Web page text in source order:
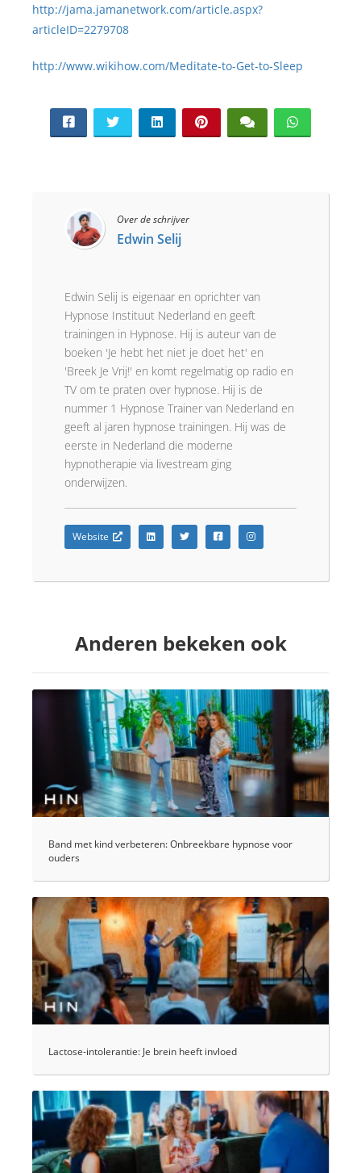
http://jama.jamanetwork.com/article.aspx?
articleID=2279708
http://www.wikihow.com/Meditate-to-Get-to-Sleep
Over de schrijver
Edwin Selij
Edwin Selij is eigenaar en oprichter van
Hypnose Instituut Nederland en geeft
trainingen in Hypnose. Hij is auteur van de
boeken 'Je hebt het niet je doet het' en
'Breek Je Vrij!' en komt regelmatig op radio en
TV om te praten over hypnose. Hij is de
nummer 1 Hypnose Trainer van Nederland en
geeft al jaren hypnose trainingen. Hij was de
eerste in Nederland die moderne
hypnotherapie via livestream ging
onderwijzen.
Website
Anderen bekeken ook
Band met kind verbeteren: Onbreekbare hypnose voor
ouders
Lactose-intolerantie: Je brein heeft invloed